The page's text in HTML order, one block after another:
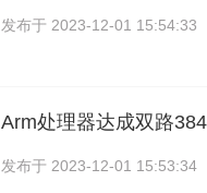
发布于 2023-12-01 15:54:33
Arm处理器达成双路
发布于 2023-12-01 15:53:34